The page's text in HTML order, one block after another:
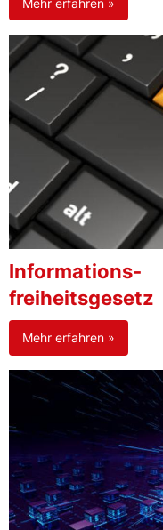
Informations-
freiheitsgesetz
Mehr erfahren »